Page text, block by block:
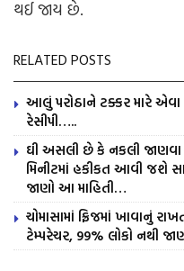
થઈ જાય છે.
RELATED POSTS
આલું પરોઠાને ટક્કર મારે એવા
રેસીપી…..
ઘી અસલી છે કે નકલી
મિનીટમાં હકીકત આવી જશે
જાણો આ માહિતી…
ચોમાસામાં ફ્રિજમાં ખાવાનું
ટેમ્પરેચર, 99% લોકો નથી